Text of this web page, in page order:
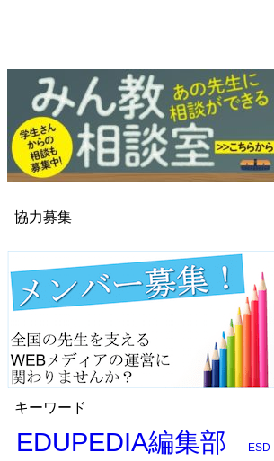
協力募集
キーワード
EDUPEDIA編集部 ESD